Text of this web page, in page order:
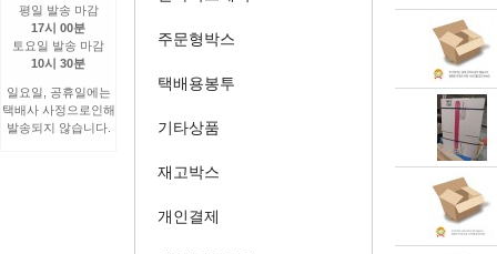
평일 발송 마감
17시 00분
토요일 발송 마감
10시 30분
일요일, 공휴일에는
택배사 사정으로인해
발송되지 않습니다.
주문형박스
택배용봉투
기타상품
재고박스
개인결제